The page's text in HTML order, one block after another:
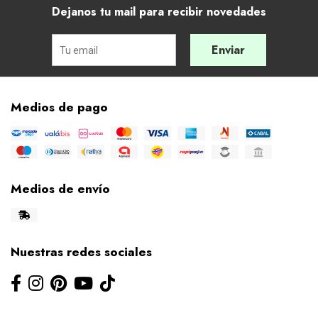
Dejanos tu mail para recibir novedades
Enviar
Medios de pago
Medios de envío
Nuestras redes sociales